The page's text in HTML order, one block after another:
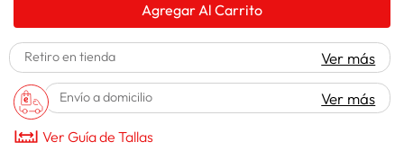
Agregar Al Carrito
Retiro en tienda Ver más
Envío a domicilio Ver más
Ver Guía de Tallas